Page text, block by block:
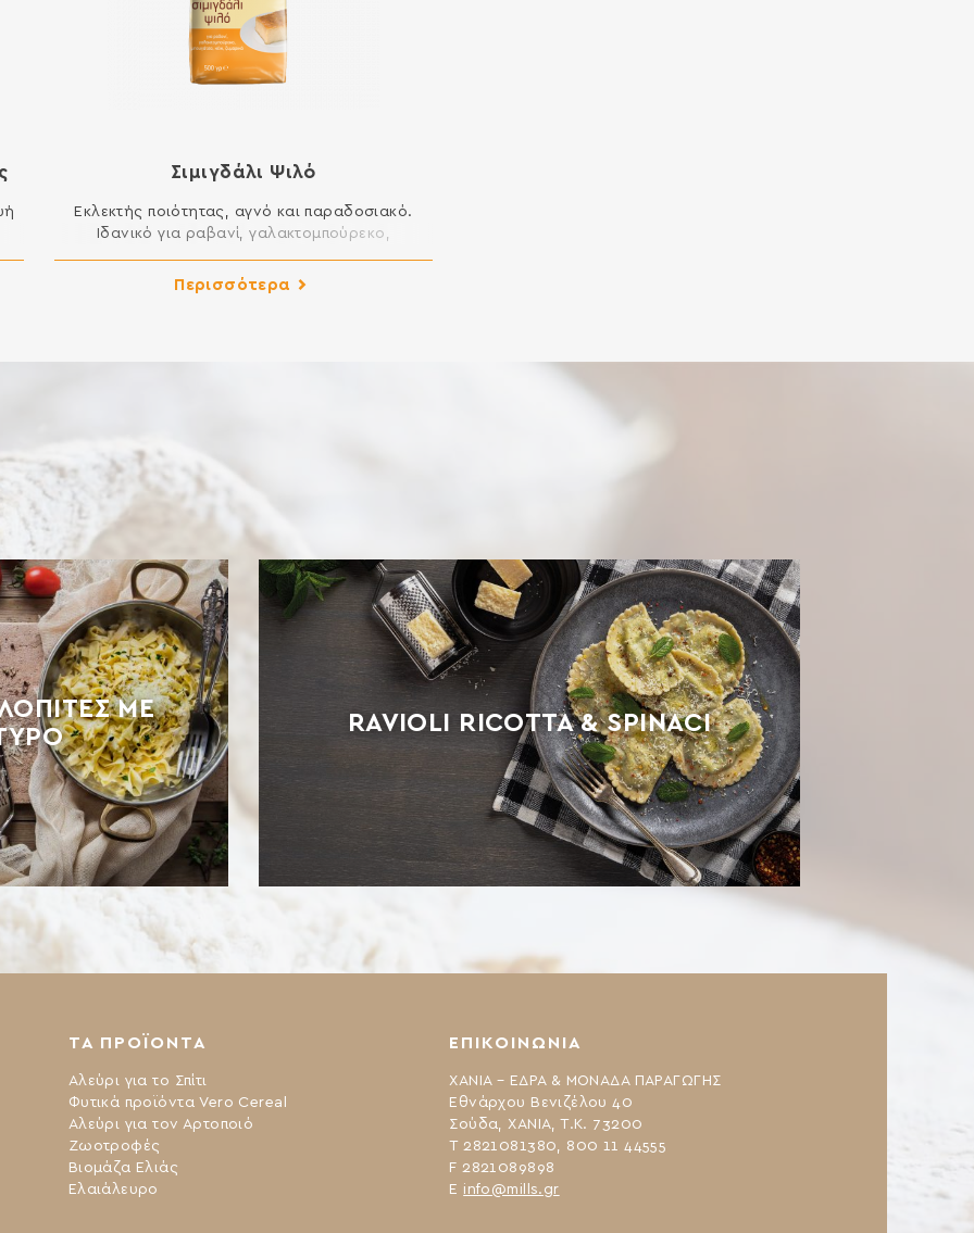
Σιμιγδάλι Ψιλό
Εκλεκτής ποιότητας, αγνό και παραδοσιακό.
Ιδανικό για ραβανί, γαλακτομπούρεκο,
ΣΙΤΟΥ Περιέχει γλουτένη. Ενδέχεται να περιέχει
Περισσότερα
ΜΕ
RAVIOLI RICOTTA & SPINACI
ΤΑ ΠΡΟΪΟΝΤΑ
Αλεύρι για το Σπίτι
Φυτικά προϊόντα Vero Cereal
Αλεύρι για τον Αρτοποιό
Ζωοτροφές
Βιομάζα Ελιάς
Ελαιάλευρο
ΕΠΙΚΟΙΝΩΝΙΑ
ΧΑΝΙΑ – ΕΔΡΑ & ΜΟΝΑΔΑ ΠΑΡΑΓΩΓΗΣ
Εθνάρχου Βενιζέλου 40
Σούδα, ΧΑΝΙΑ, Τ.Κ. 73200
Τ 2821081380, 800 11 44555
F 2821089898
Ε info@mills.gr